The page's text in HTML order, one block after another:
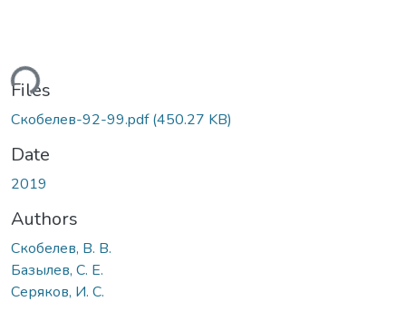
Files
Скобелев-92-99.pdf(450.27 KB)
Date
2019
Authors
Скобелев, В. В.
Базылев, С. Е.
Серяков, И. С.